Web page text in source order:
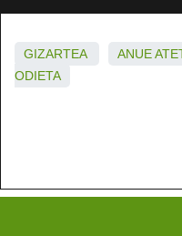
GIZARTEA ANUE
ODIETA